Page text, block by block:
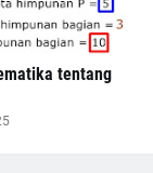
tentang